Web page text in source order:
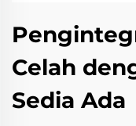
Celah
Sedia Ada